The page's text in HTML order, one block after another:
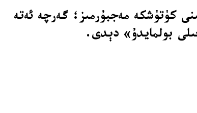
كۈتۈشكە مەجبۇرمىز؛ گەرچە ئەتە
بولمايدۇ» دېدى.